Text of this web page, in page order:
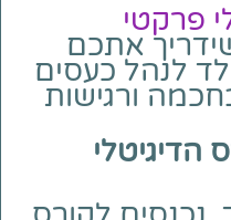
פרקטי
אתכם
לנהל כעסים
ורגישות